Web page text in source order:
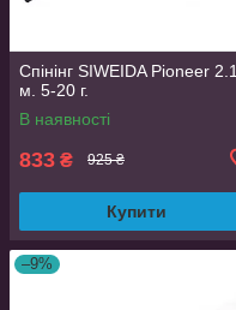
Спінінг SIWEIDA Pioneer 2.1
м. 5-20 г.
В наявності
833 ₴ 925 ₴
Купити
–9%